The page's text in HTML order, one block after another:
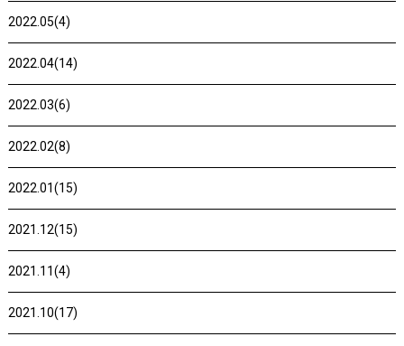
2022.05(4)
2022.04(14)
2022.03(6)
2022.02(8)
2022.01(15)
2021.12(15)
2021.11(4)
2021.10(17)